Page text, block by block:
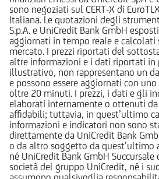
sono negoziati sul CERT-X di
Italiana. Le quotazioni degli
S.p.A. e UniCredit Bank GmbH
aggiornati in tempo reale e
mercato. I prezzi riportati del
altre informazioni e i dati riportati in
illustrativo, non rappresentano un
e possono essere aggiornati con
oltre 20 minuti. I prezzi, i dati e gli
elaborati internamente o ottenuti
affidabili; tuttavia, in quest’ultimo
informazioni e indicatori non sono
direttamente da UniCredit Bank
o da altro soggetto da quest’ultimo
né UniCredit Bank GmbH
società del gruppo UniCredit, né i